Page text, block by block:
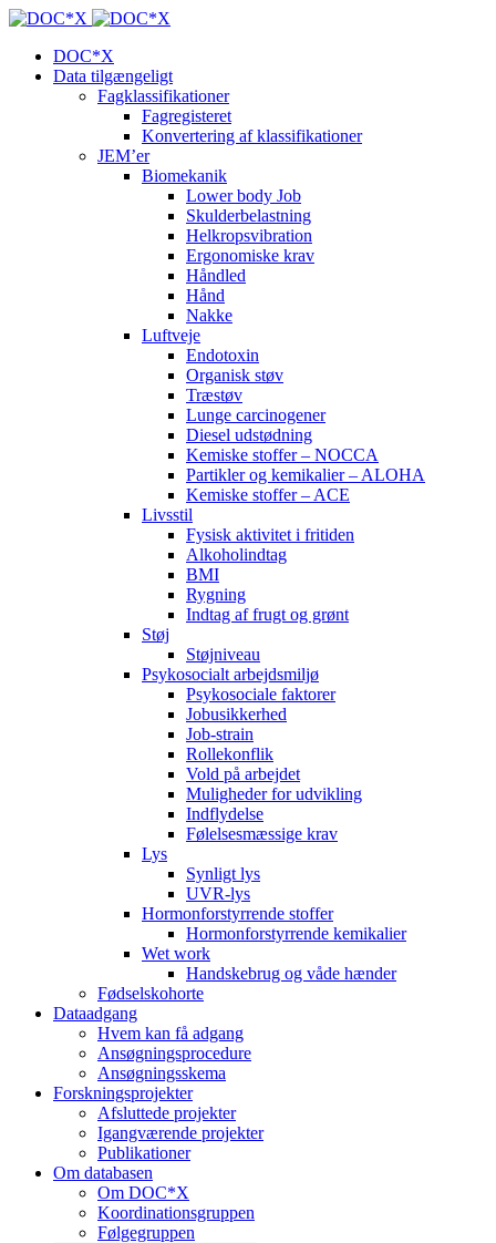
DOC*X
Data tilgængeligt
Fagklassifikationer
Fagregisteret
Konvertering af klassifikationer
JEM’er
Biomekanik
Lower body Job
Skulderbelastning
Helkropsvibration
Ergonomiske krav
Håndled
Hånd
Nakke
Luftveje
Endotoxin
Organisk støv
Træstøv
Lunge carcinogener
Diesel udstødning
Kemiske stoffer – NOCCA
Partikler og kemikalier – ALOHA
Kemiske stoffer – ACE
Livsstil
Fysisk aktivitet i fritiden
Alkoholindtag
BMI
Rygning
Indtag af frugt og grønt
Støj
Støjniveau
Psykosocialt arbejdsmiljø
Psykosociale faktorer
Jobusikkerhed
Job-strain
Rollekonflik
Vold på arbejdet
Muligheder for udvikling
Indflydelse
Følelsesmæssige krav
Lys
Synligt lys
UVR-lys
Hormonforstyrrende stoffer
Hormonforstyrrende kemikalier
Wet work
Handskebrug og våde hænder
Fødselskohorte
Dataadgang
Hvem kan få adgang
Ansøgningsprocedure
Ansøgningsskema
Forskningsprojekter
Afsluttede projekter
Igangværende projekter
Publikationer
Om databasen
Om DOC*X
Koordinationsgruppen
Følgegruppen